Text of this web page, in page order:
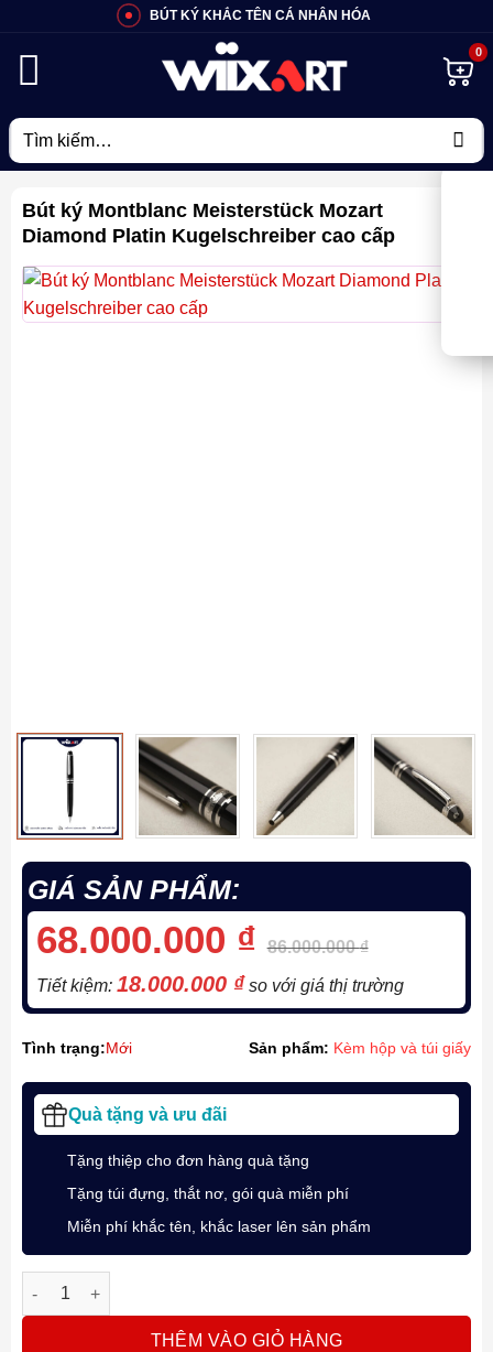
BÚT KÝ KHẮC TÊN CÁ NHÂN HÓA
Tìm
kiếm:
Bút ký Montblanc Meisterstück Mozart
Diamond Platin Kugelschreiber cao cấp
GIÁ SẢN PHẨM:
68.000.000 ₫ 86.000.000₫
Tiết kiệm: 18.000.000 ₫so với giá thị trường
Tình trạng:Mới Sản phẩm: Kèm hộp và túi giấy
Quà tặng và ưu đãi
Tặng thiệp cho đơn hàng quà tặng
Tặng túi đựng, thắt nơ, gói quà miễn phí
Miễn phí khắc tên, khắc laser lên sản phẩm
Bút ký Montblanc Meisterstück Mozart Diamond Platin
THÊM VÀO GIỎ HÀNG